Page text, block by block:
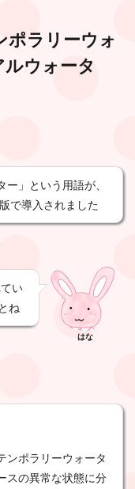
ポラリーウォ
ルウォータ
ー」という用語が、
で導入されました
い
ね
はな
ンポラリーウォータ
スの異常な状態に分